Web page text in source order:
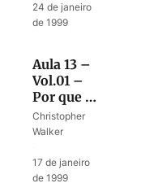
24 de janeiro
de 1999
Aula 13 –
Vol.01 –
Por que o
Deserto?
Christopher
Walker
17 de janeiro
de 1999